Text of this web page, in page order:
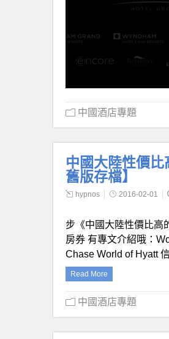
中國酒店專題
中國大陸性價
舊版存檔】
hypnos 2016-02-01
步《中國大陸性價比高
房券 有專文介紹哦：
Chase World of Hyatt
Read More
中國酒店專題